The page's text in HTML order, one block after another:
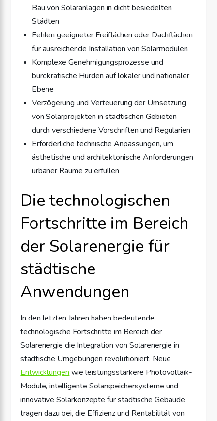
Bau von Solaranlagen in dicht besiedelten
Städten
Fehlen geeigneter Freiflächen oder Dachflächen
für ausreichende Installation von Solarmodulen
Komplexe Genehmigungsprozesse und
bürokratische Hürden auf lokaler und nationaler
Ebene
Verzögerung und Verteuerung der Umsetzung
von Solarprojekten in städtischen Gebieten
durch verschiedene Vorschriften und Regularien
Erforderliche technische Anpassungen, um
ästhetische und architektonische Anforderungen
urbaner Räume zu erfüllen
Die technologischen
Fortschritte im Bereich
der Solarenergie für
städtische
Anwendungen
In den letzten Jahren haben bedeutende
technologische Fortschritte im Bereich der
Solarenergie die Integration von Solarenergie in
städtische Umgebungen revolutioniert. Neue
Entwicklungen wie leistungsstärkere Photovoltaik-
Module, intelligente Solarspeichersysteme und
innovative Solarkonzepte für städtische Gebäude
tragen dazu bei, die Effizienz und Rentabilität von